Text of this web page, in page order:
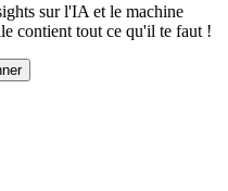
sur l'IA et le machine
contient tout ce qu'il te faut !